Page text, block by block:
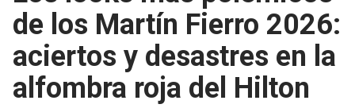
de los Martín Fierro 2026:
aciertos y desastres en la
alfombra roja del Hilton